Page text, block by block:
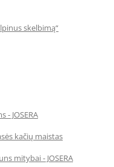
skelbimą“
JOSERA
kačių maistas
mitybai - JOSERA